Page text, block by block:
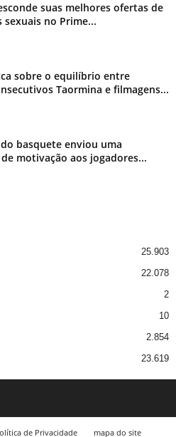
suas melhores ofertas de
sexuais no Prime...
sobre o equilíbrio entre
Taormina e filmagens...
basquete enviou uma
motivação aos jogadores...
25.903
22.078
2
10
2.854
23.619
de Privacidade mapa do site